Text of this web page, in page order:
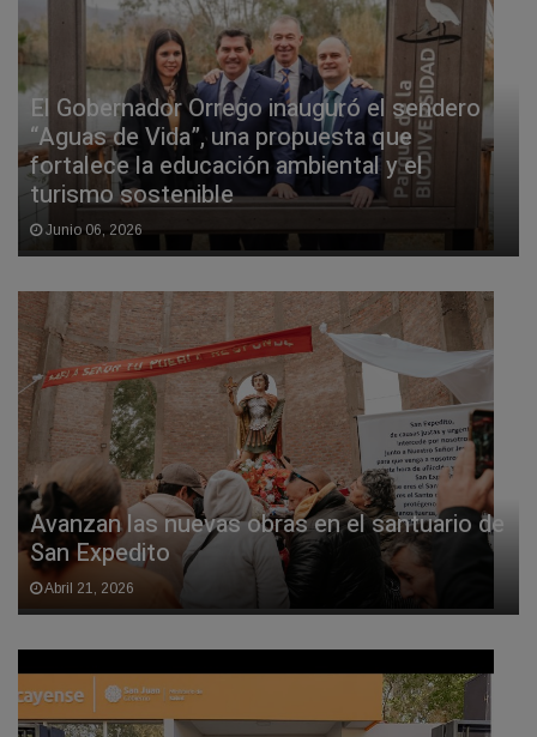
El Gobernador Orrego inauguró el sendero
“Aguas de Vida”, una propuesta que
fortalece la educación ambiental y el
turismo sostenible
Junio 06, 2026
Avanzan las nuevas obras en el santuario de
San Expedito
Abril 21, 2026